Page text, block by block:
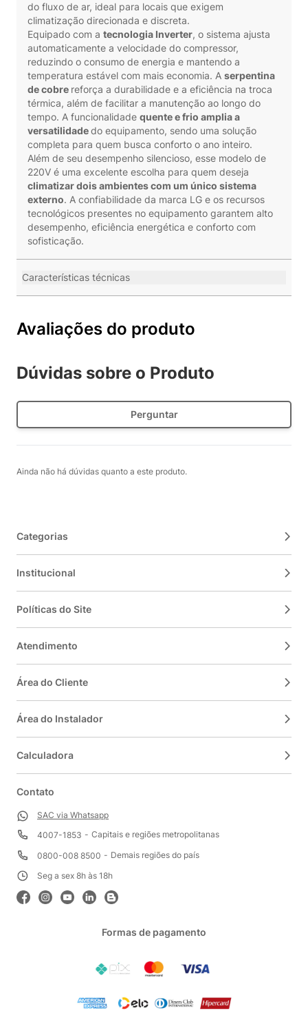
do fluxo de ar, ideal para locais que exigem
climatização direcionada e discreta.
Equipado com a tecnologia Inverter, o sistema ajusta
automaticamente a velocidade do compressor,
reduzindo o consumo de energia e mantendo a
temperatura estável com mais economia. A serpentina
de cobre reforça a durabilidade e a eficiência na troca
térmica, além de facilitar a manutenção ao longo do
tempo. A funcionalidade quente e frio amplia a
versatilidadedo equipamento, sendo uma solução
completa para quem busca conforto o ano inteiro.
Além de seu desempenho silencioso, esse modelo de
220V é uma excelente escolha para quem deseja
climatizar dois ambientes com um único sistema
externo. A confiabilidade da marca LG e os recursos
tecnológicos presentes no equipamento garantem alto
desempenho, eficiência energética e conforto com
sofisticação.
Características técnicas
Avaliações do produto
Dúvidas sobre o Produto
Perguntar
Ainda não há dúvidas quanto a este produto.
Categorias
Institucional
Políticas do Site
Atendimento
Área do Cliente
Área do Instalador
Calculadora
Contato
SAC via Whatsapp
4007-1853
Capitais e regiões metropolitanas
0800-008 8500
Demais regiões do país
Seg a sex 8h às 18h
Formas de pagamento